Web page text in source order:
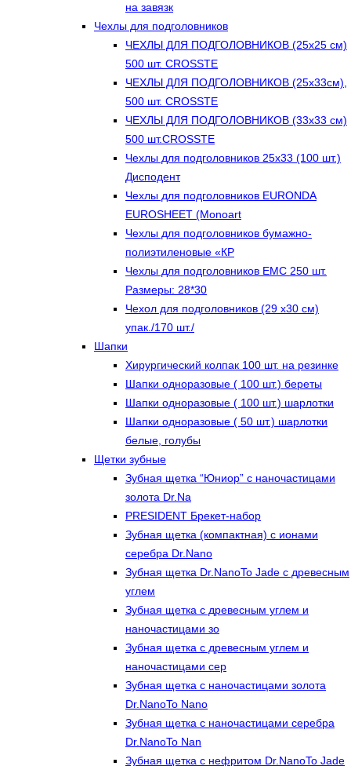
на завязк
Чехлы для подголовников
ЧЕХЛЫ ДЛЯ ПОДГОЛОВНИКОВ (25х25 см)
500 шт. CROSSTE
ЧЕХЛЫ ДЛЯ ПОДГОЛОВНИКОВ (25х33см),
500 шт. CROSSTE
ЧЕХЛЫ ДЛЯ ПОДГОЛОВНИКОВ (33х33 см)
500 шт.CROSSTE
Чехлы для подголовников 25х33 (100 шт.)
Дисподент
Чехлы для подголовников EURONDA
EUROSHEET (Monoart
Чехлы для подголовников бумажно-
полиэтиленовые «КР
Чехлы для подголовников ЕМС 250 шт.
Размеры: 28*30
Чехол для подголовников (29 х30 см)
упак./170 шт./
Шапки
Хирургический колпак 100 шт. на резинке
Шапки одноразовые ( 100 шт.) береты
Шапки одноразовые ( 100 шт.) шарлотки
Шапки одноразовые ( 50 шт.) шарлотки
белые, голубы
Щетки зубные
Зубная щетка “Юниор” с наночастицами
золота Dr.Na
PRESIDENT Брекет-набор
Зубная щетка (компактная) с ионами
серебра Dr.Nano
Зубная щетка Dr.NanoTo Jade с древесным
углем
Зубная щетка с древесным углем и
наночастицами зо
Зубная щетка с древесным углем и
наночастицами сер
Зубная щетка с наночастицами золота
Dr.NanoTo Nano
Зубная щетка с наночастицами серебра
Dr.NanoTo Nan
Зубная щетка с нефритом Dr.NanoTo Jade